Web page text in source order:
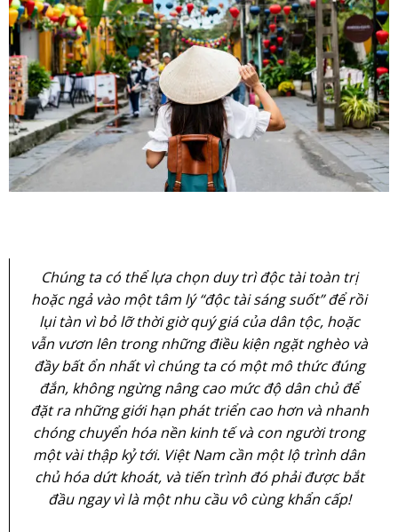
Chúng ta có thể lựa chọn duy trì độc tài toàn trị
hoặc ngả vào một tâm lý “độc tài sáng suốt” để rồi
lụi tàn vì bỏ lỡ thời giờ quý giá của dân tộc, hoặc
vẫn vươn lên trong những điều kiện ngặt nghèo và
đầy bất ổn nhất vì chúng ta có một mô thức đúng
đắn, không ngừng nâng cao mức độ dân chủ để
đặt ra những giới hạn phát triển cao hơn và nhanh
chóng chuyển hóa nền kinh tế và con người trong
một vài thập kỷ tới. Việt Nam cần một lộ trình dân
chủ hóa dứt khoát, và tiến trình đó phải được bắt
đầu ngay vì là một nhu cầu vô cùng khẩn cấp!